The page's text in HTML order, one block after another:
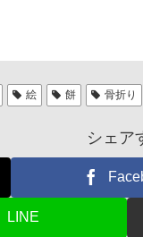
絵 餅 骨折り
シェア
LINE